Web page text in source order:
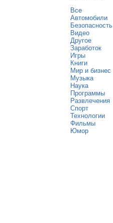
Все
Автомобили
Безопасность
Видео
Другое
Заработок
Игры
Книги
Мир и бизнес
Музыка
Наука
Программы
Развлечения
Спорт
Технологии
Фильмы
Юмор